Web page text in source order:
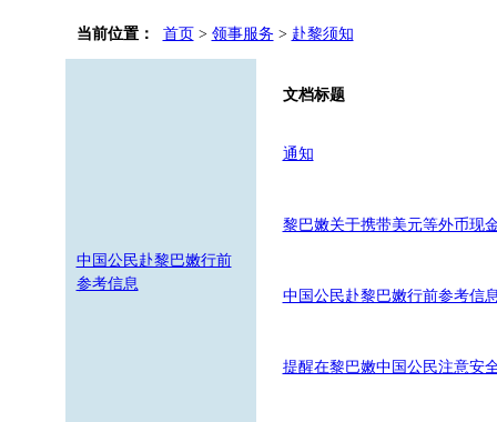
当前位置： 首页> 领事服务 > 赴黎须知
中国公民赴黎巴嫩行前
参考信息
文档标题
通知
黎巴嫩关于携带美元等外币现
中国公民赴黎巴嫩行前参考信
提醒在黎巴嫩中国公民注意安